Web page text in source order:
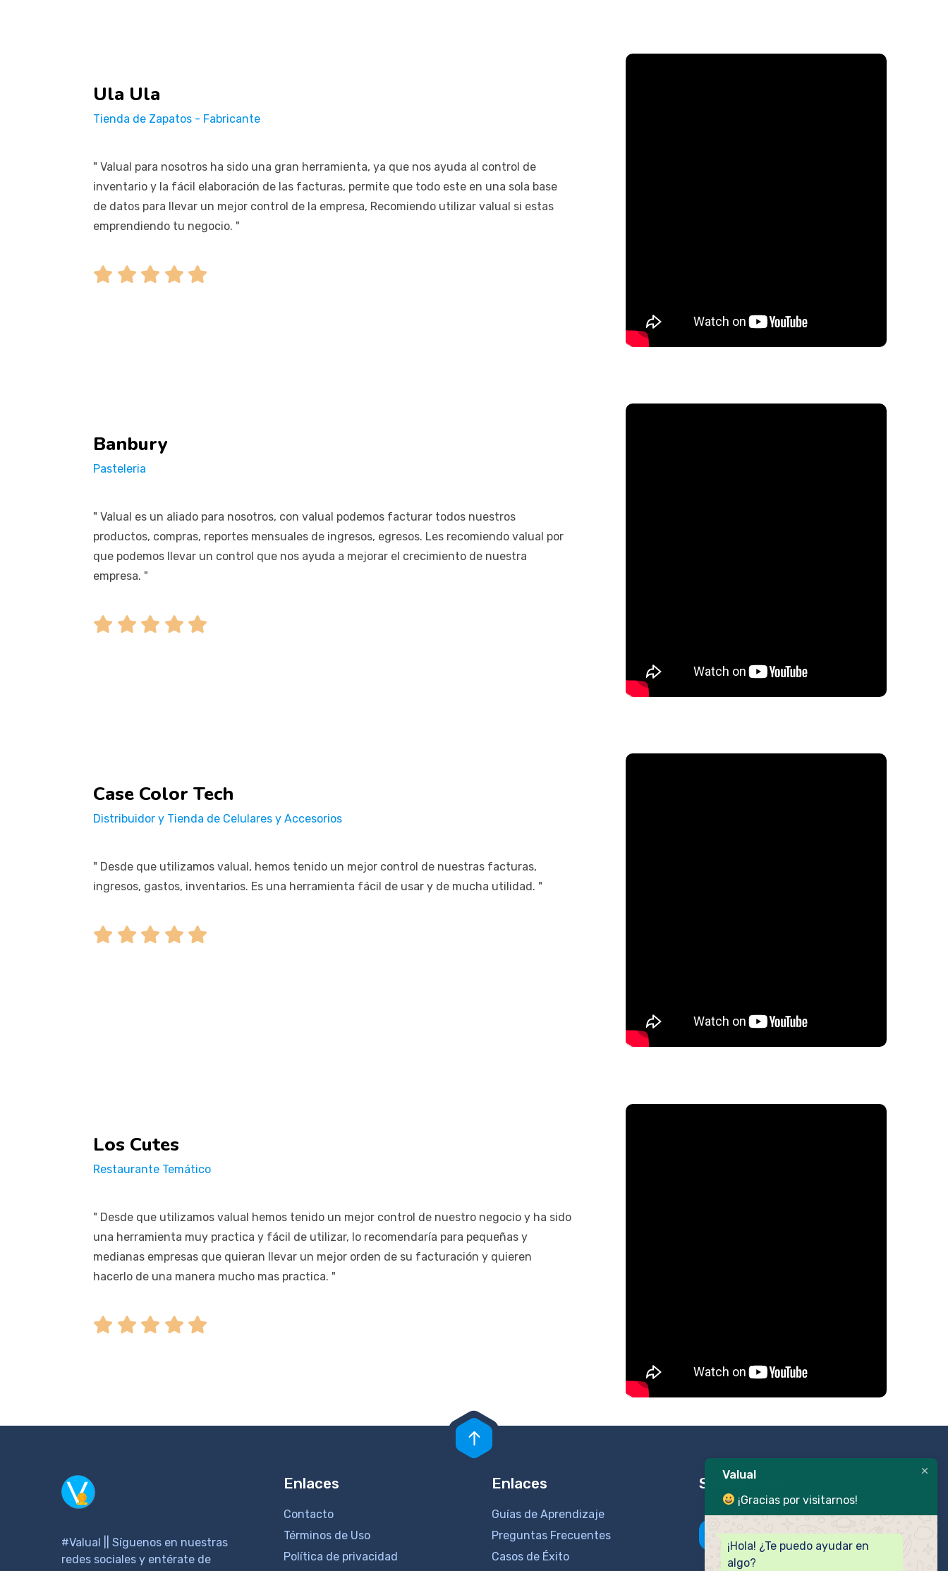
Ula Ula
Tienda de Zapatos - Fabricante
" Valual para nosotros ha sido una gran herramienta, ya que nos ayuda al control de
inventario y la fácil elaboración de las facturas, permite que todo este en una sola base
de datos para llevar un mejor control de la empresa, Recomiendo utilizar valual si estas
emprendiendo tu negocio. "
Banbury
Pasteleria
" Valual es un aliado para nosotros, con valual podemos facturar todos nuestros
productos, compras, reportes mensuales de ingresos, egresos. Les recomiendo valual por
que podemos llevar un control que nos ayuda a mejorar el crecimiento de nuestra
empresa. "
Case Color Tech
Distribuidor y Tienda de Celulares y Accesorios
" Desde que utilizamos valual, hemos tenido un mejor control de nuestras facturas,
ingresos, gastos, inventarios. Es una herramienta fácil de usar y de mucha utilidad. "
Los Cutes
Restaurante Temático
" Desde que utilizamos valual hemos tenido un mejor control de nuestro negocio y ha sido
una herramienta muy practica y fácil de utilizar, lo recomendaría para pequeñas y
medianas empresas que quieran llevar un mejor orden de su facturación y quieren
hacerlo de una manera mucho mas practica. "
#Valual || Síguenos en nuestras
redes sociales y entérate de
Enlaces
Contacto
Términos de Uso
Política de privacidad
Enlaces
Guías de Aprendizaje
Preguntas Frecuentes
Casos de Éxito
Subscribirse
CREAR CUENTA
Valual
¡Gracias por visitarnos!
¡Hola! ¿Te puedo ayudar en
algo?